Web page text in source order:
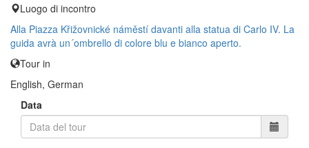
Luogo di incontro
Alla Piazza Křižovnické náměstí davanti alla statua di Carlo IV. La
guida avrà un´ombrello di colore blu e bianco aperto.
Tour in
English, German
Data